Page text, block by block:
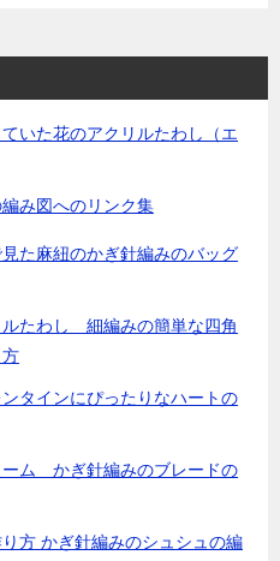
いた花のアクリルたわし（エ
み図へのリンク集
た麻紐のかぎ針編みのバッグ
たわし 細編みの簡単な四角
タインにぴったりなハートの
ーム かぎ針編みのブレードの
方 かぎ針編みのシュシュの編